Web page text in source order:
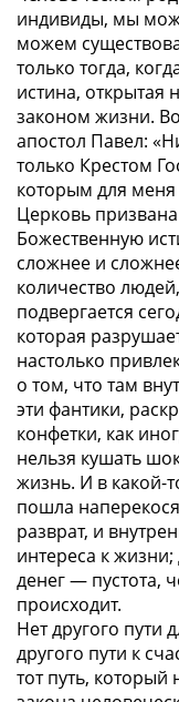
индивиды, мы
можем
только тогда,
истина, открытая
законом жизни.
апостол Павел:
только Крестом
которым для меня
Церковь
Божественную
сложнее и
количество
подвергается
которая
настолько
о том, что там
эти фантики,
конфетки, как
нельзя кушать
жизнь. И в какой-
пошла
разврат, и
интереса к
денег — пустота,
происходит.
Нет другого пути
другого пути к
тот путь, который